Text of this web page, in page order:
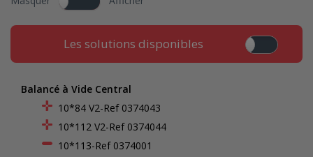
Les solutions disponibles
Balancé à Vide Central
10*84 V2-Ref 0374043
10*112 V2-Ref 0374044
10*113-Ref 0374001